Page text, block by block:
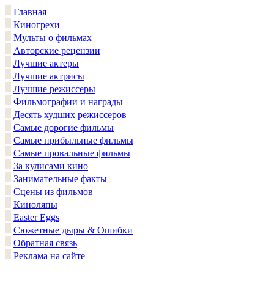
Главная
Киногрехи
Мульты о фильмах
Авторские рецензии
Лучшие актеры
Лучшие актрисы
Лучшие режиссеры
Фильмографии и награды
Десять худших режиссеров
Самые дорогие фильмы
Самые прибыльные фильмы
Самые провальные фильмы
За кулисами кино
Занимательные факты
Сцены из фильмов
Киноляпы
Easter Eggs
Сюжетные дыры & Ошибки
Обратная связь
Реклама на сайте